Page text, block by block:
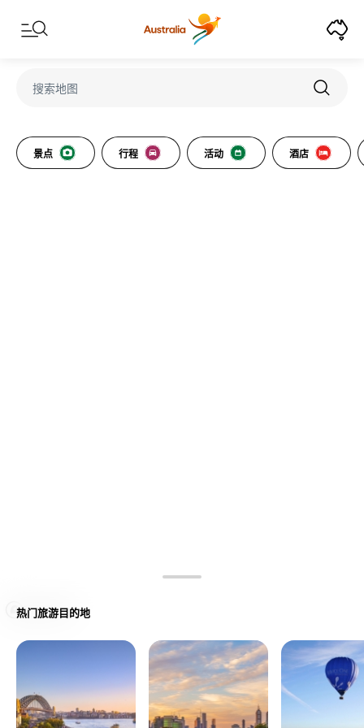
景点 行程 活动 酒店
热门旅游目的地